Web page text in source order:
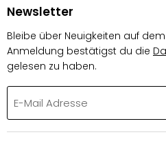
Newsletter
Bleibe über Neuigkeiten auf
Anmeldung bestätigst du die
gelesen zu haben.
E-Mail Adresse